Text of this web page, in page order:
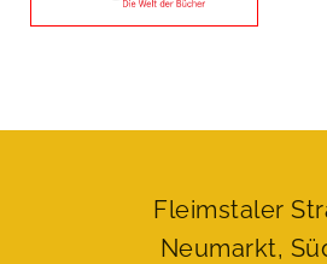
Fleimstaler
Neumarkt,